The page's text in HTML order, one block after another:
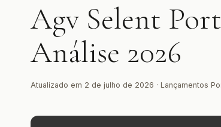
Agv Selent
Análise 2026
Atualizado em 2 de julho de 2026 · Lançamentos